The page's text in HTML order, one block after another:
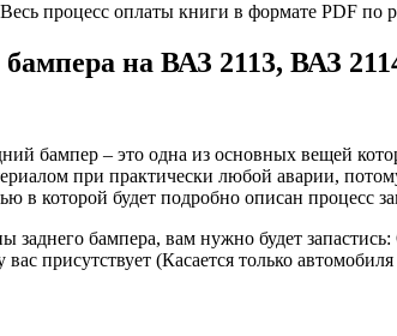
процесс оплаты книги в формате PDF по
бампера на ВАЗ 2113, ВАЗ
бампер – это одна из основных вещей
при практически любой аварии,
в которой будет подробно описан процесс
заднего бампера, вам нужно будет
вас присутствует (Касается только